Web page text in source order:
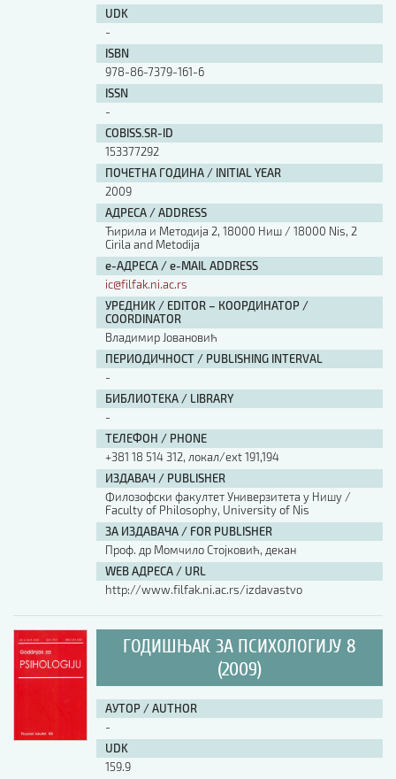
UDK
-
ISBN
978-86-7379-161-6
ISSN
-
COBISS.SR-ID
153377292
ПОЧЕТНА ГОДИНА / INITIAL YEAR
2009
АДРЕСА / ADDRESS
Ћирила и Методија 2, 18000 Ниш / 18000 Nis, 2
Cirila and Metodija
е-АДРЕСА / e-MAIL ADDRESS
ic@filfak.ni.ac.rs
УРЕДНИК / EDITOR – КООРДИНАТОР /
COORDINATOR
Владимир Јовановић
ПЕРИОДИЧНОСТ / PUBLISHING INTERVAL
-
БИБЛИОТЕКА / LIBRARY
-
ТЕЛЕФОН / PHONE
+381 18 514 312, локал/ext 191,194
ИЗДАВАЧ / PUBLISHER
Филозофски факултет Универзитета у Нишу /
Faculty of Philosophy, University of Nis
ЗА ИЗДАВАЧА / FOR PUBLISHER
Проф. др Момчило Стојковић, декан
WEB АДРЕСА / URL
http://www.filfak.ni.ac.rs/izdavastvo
ГОДИШЊАК ЗА ПСИХОЛОГИЈУ 8
(2009)
АУТОР / AUTHOR
-
UDK
159.9